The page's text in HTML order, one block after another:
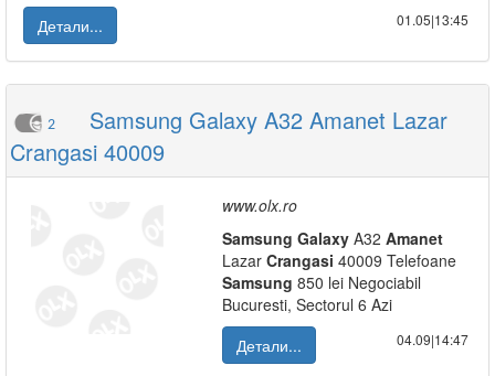
Детали...
01.05|13:45
2
Samsung Galaxy A32 Amanet Lazar
Crangasi 40009
www.olx.ro
Samsung Galaxy A32 Amanet
Lazar Crangasi 40009 Telefoane
Samsung 850 lei Negociabil
Bucuresti, Sectorul 6 Azi
Детали...
04.09|14:47